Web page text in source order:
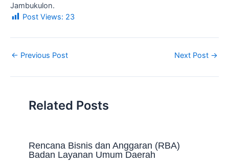
Jambukulon.
Post Views: 23
← Previous Post Next Post →
Related Posts
Rencana Bisnis dan Anggaran (RBA)
Badan Layanan Umum Daerah